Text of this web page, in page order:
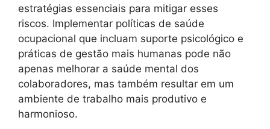
estratégias essenciais para mitigar esses
riscos. Implementar políticas de saúde
ocupacional que incluam suporte psicológico e
práticas de gestão mais humanas pode não
apenas melhorar a saúde mental dos
colaboradores, mas também resultar em um
ambiente de trabalho mais produtivo e
harmonioso.